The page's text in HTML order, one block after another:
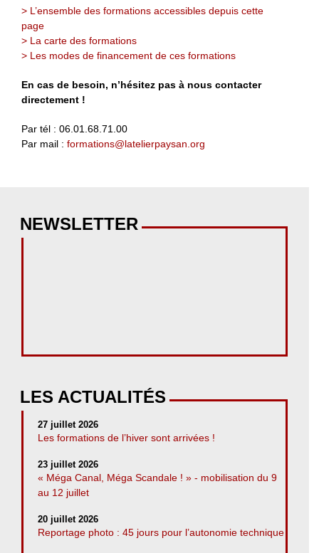
> L’ensemble des formations accessibles depuis cette
page
> La carte des formations
> Les modes de financement de ces formations
En cas de besoin, n’hésitez pas à nous contacter
directement !
Par tél : 06.01.68.71.00
Par mail : formations@latelierpaysan.org
NEWSLETTER
LES ACTUALITÉS
27 juillet 2026
Les formations de l’hiver sont arrivées !
23 juillet 2026
« Méga Canal, Méga Scandale ! » - mobilisation du 9
au 12 juillet
20 juillet 2026
Reportage photo : 45 jours pour l’autonomie technique